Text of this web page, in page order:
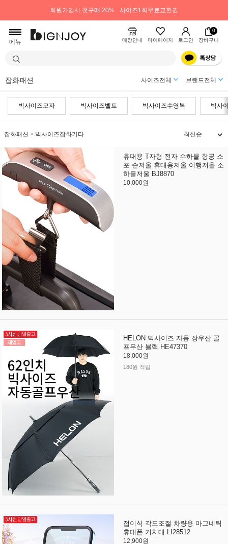
회원가입시 첫구매 20% 사이즈1회무료교환권
메뉴 매장안내 마이페이지 로그인
0
장바구니
잡화패션 사이즈전체 브랜드전체
빅사이즈모자 빅사이즈벨트 빅사이즈수영복 빅사
잡화패션 > 빅사이즈잡화기타
휴대용 T자형 전자 수하물 항공 소
포 손저울 휴대용저울 여행저울 소
하물저울 BJ8870
10,000원
HELON 빅사이즈 자동 장우산 골
프우산 블랙 HE47370
18,000원
180원 적립
접이식 각도조절 차량용 마그네틱
휴대폰 거치대 LI28512
12,900원